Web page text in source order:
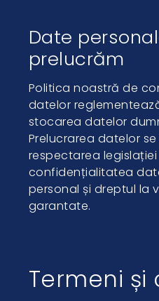
Date
prelucrăm
Politica noastră de
datelor
stocarea datelor
Prelucrarea datelor
respectarea
confidențialitatea
personal și dreptul la
garantate.
Termeni și